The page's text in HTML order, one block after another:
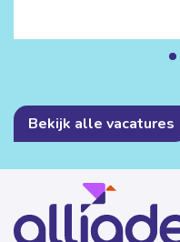
Bekijk alle vacatures